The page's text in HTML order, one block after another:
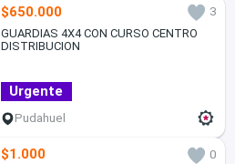
$650.000
3
GUARDIAS 4X4 CON CURSO CENTRO
DISTRIBUCION
Urgente
Pudahuel
$1.000
0